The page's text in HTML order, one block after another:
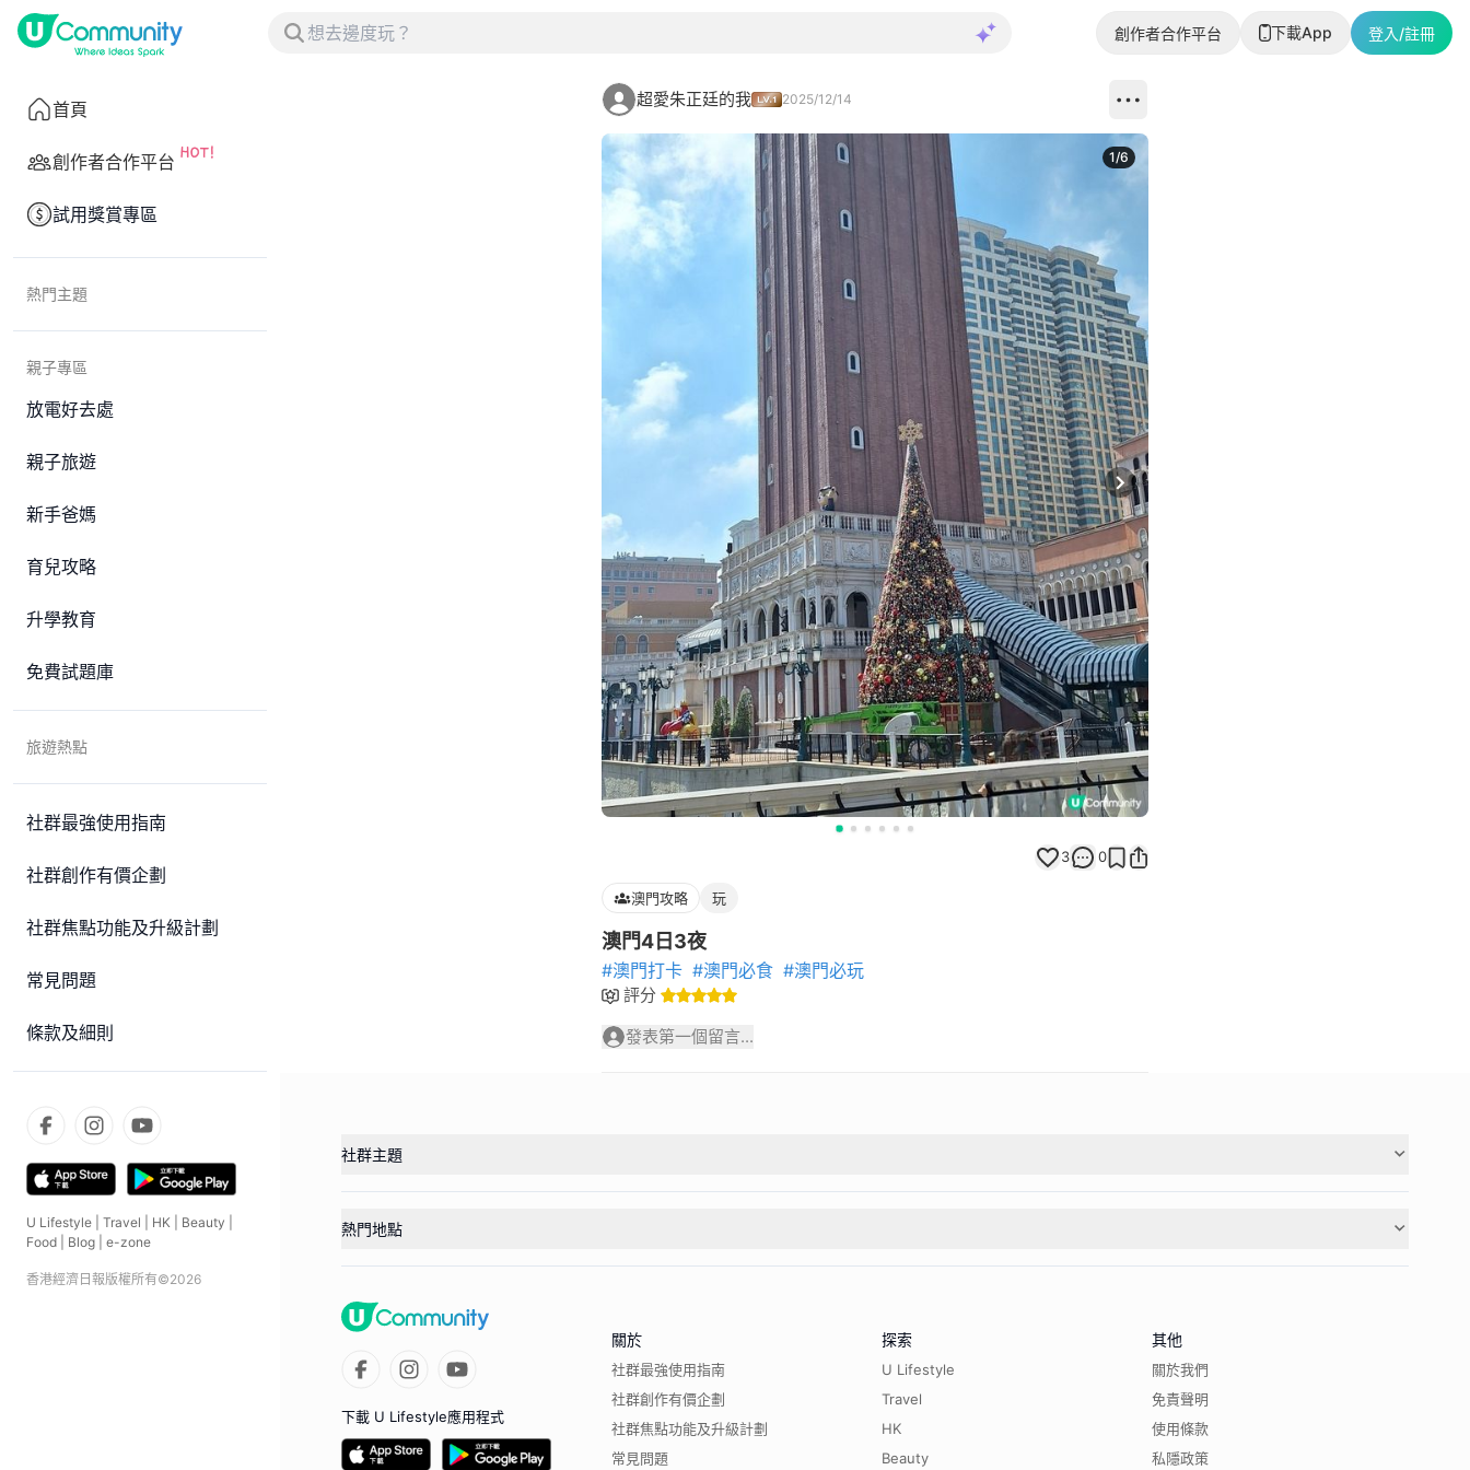
創作者合作平台 下載App 登入/註冊
首頁
創作者合作平台
試用獎賞專區
熱門主題
親子專區
放電好去處
親子旅遊
新手爸媽
育兒攻略
升學教育
免費試題庫
旅遊熱點
社群最強使用指南
社群創作有價企劃
社群焦點功能及升級計劃
常見問題
條款及細則
U Lifestyle Travel HK Beauty
Food
Blog e-zone
香港經濟日報版權所有©2026
超愛朱正廷的我 2025/12/14
Next slide
1/6
3 0
澳門攻略 玩
澳門4日3夜
#澳門打卡 #澳門必食 #澳門必玩
評分
發表第一個留言...
社群主題
熱門地點
下載 U Lifestyle應用程式
關於
社群最強使用指南
社群創作有價企劃
社群焦點功能及升級計劃
常見問題
探索
U Lifestyle
Travel
HK
Beauty
其他
關於我們
免責聲明
使用條款
私隱政策